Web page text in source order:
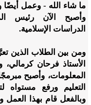
ما شاء الله - وعمل أيضًا
وأصبح الآن رئيس
الدراسات الإسلامية.
ومن بين الطلاب الذين
الأستاذ فرحان
المعلومات، وأصبح
التعليم ورفع مستواه
وبالفعل قام بهذا العمل